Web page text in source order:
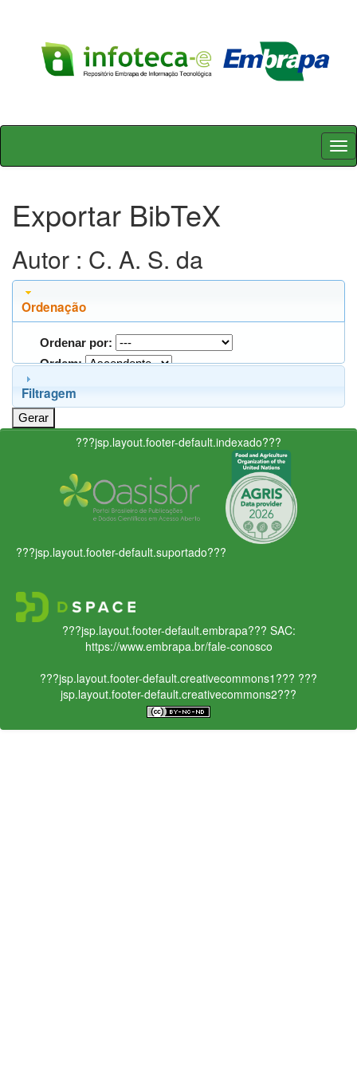
Skip
Exportar BibTeX
Autor : C. A. S. da
Ordenação
Ordenar por:
Ordem:
Filtragem
???jsp.layout.footer-default.indexado???
???jsp.layout.footer-default.suportado???
???jsp.layout.footer-default.embrapa??? SAC:
https://www.embrapa.br/fale-conosco
???jsp.layout.footer-default.creativecommons1??? ???
jsp.layout.footer-default.creativecommons2???